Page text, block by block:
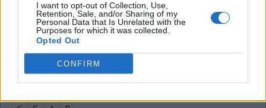
I want to opt-out of Collection, Use,
Retention, Sale, and/or Sharing of my
Personal Data that Is Unrelated with the
Purposes for which it was collected.
Opted Out
CONFIRM
T S
C
Leroy __, jogador do Bayern de Munique
É
Comer a ceia: